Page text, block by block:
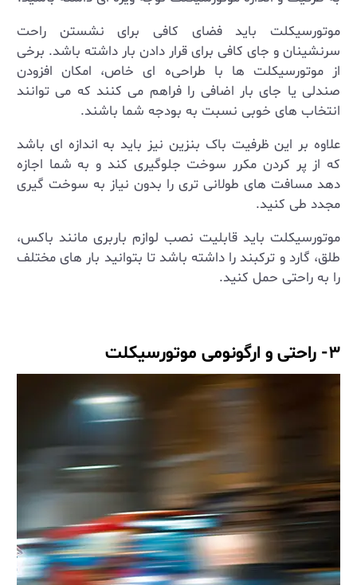
موتورسیکلت باید فضای کافی برای نشستن راحت
سرنشینان و جای کافی برای قرار دادن بار داشته باشد. برخی
از موتورسیکلت ‌ها با طراحی‌ه ای خاص، امکان افزودن
صندلی یا جای بار اضافی را فراهم می ‌کنند که می توانند
انتخاب های خوبی نسبت به بودجه شما باشند.
علاوه بر این ظرفیت باک بنزین نیز باید به اندازه ‌ای باشد
که از پر کردن مکرر سوخت جلوگیری کند و به شما اجازه
دهد مسافت‌ های طولانی ‌تری را بدون نیاز به سوخت‌ گیری
مجدد طی کنید.
موتورسیکلت باید قابلیت نصب لوازم باربری مانند باکس،
طلق، گارد و ترکبند را داشته باشد تا بتوانید بار های مختلف
را به راحتی حمل کنید.
۳- راحتی و ارگونومی موتورسیکلت